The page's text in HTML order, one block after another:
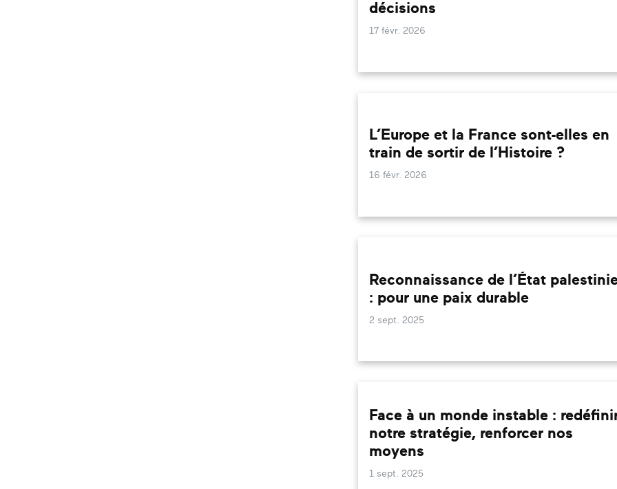
décisions
17 févr. 2026
L’Europe et la France sont-elles en
train de sortir de l’Histoire ?
16 févr. 2026
Reconnaissance de l’État
: pour une paix durable
2 sept. 2025
Face à un monde instable :
notre stratégie, renforcer nos
moyens
1 sept. 2025